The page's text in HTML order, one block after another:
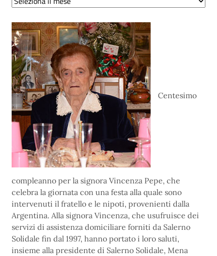
Archivio
Centesimo
compleanno per la signora Vincenza Pepe, che
celebra la giornata con una festa alla quale sono
intervenuti il fratello e le nipoti, provenienti dalla
Argentina. Alla signora Vincenza, che usufruisce dei
servizi di assistenza domiciliare forniti da Salerno
Solidale fin dal 1997, hanno portato i loro saluti,
insieme alla presidente di Salerno Solidale, Mena